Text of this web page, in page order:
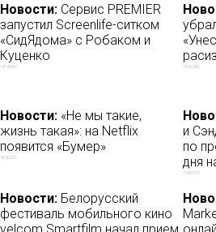
Новости: Сервис PREMIER
запустил Screenlife-ситком
«СидЯдома» с Робаком и
Куценко
14/04/2020 10/06/2020
Новости: «Не мы такие,
жизнь такая»: на Netflix
появится «Бумер»
18/06/2021
и
по
дня
19/06/2019
Новости: Белорусский
фестиваль мобильного кино